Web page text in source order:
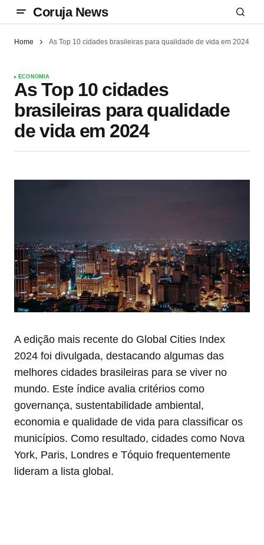
Coruja News
Home As Top 10 cidades brasileiras para qualidade de vida em 2024
ECONOMIA
As Top 10 cidades
brasileiras para qualidade
de vida em 2024
A edição mais recente do Global Cities Index
2024 foi divulgada, destacando algumas das
melhores cidades brasileiras para se viver no
mundo. Este índice avalia critérios como
governança, sustentabilidade ambiental,
economia e qualidade de vida para classificar os
municípios. Como resultado, cidades como Nova
York, Paris, Londres e Tóquio frequentemente
lideram a lista global.